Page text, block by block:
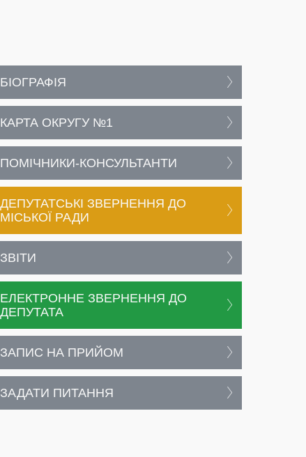
БІОГРАФІЯ
КАРТА ОКРУГУ №1
ПОМІЧНИКИ-КОНСУЛЬТАНТИ
ДЕПУТАТСЬКІ ЗВЕРНЕННЯ ДО
МІСЬКОЇ РАДИ
ЗВІТИ
ЕЛЕКТРОННЕ ЗВЕРНЕННЯ ДО
ДЕПУТАТА
ЗАПИС НА ПРИЙОМ
ЗАДАТИ ПИТАННЯ